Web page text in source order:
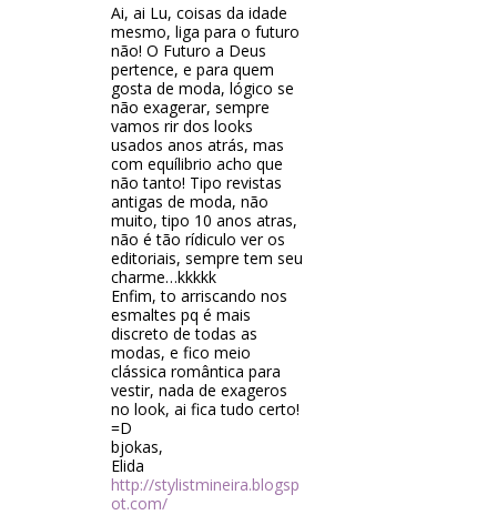
Ai, ai Lu, coisas da idade
mesmo, liga para o futuro
não! O Futuro a Deus
pertence, e para quem
gosta de moda, lógico se
não exagerar, sempre
vamos rir dos looks
usados anos atrás, mas
com equílibrio acho que
não tanto! Tipo revistas
antigas de moda, não
muito, tipo 10 anos atras,
não é tão rídiculo ver os
editoriais, sempre tem seu
charme…kkkkk
Enfim, to arriscando nos
esmaltes pq é mais
discreto de todas as
modas, e fico meio
clássica romântica para
vestir, nada de exageros
no look, ai fica tudo certo!
=D
bjokas,
Elida
http://stylistmineira.blogsp
ot.com/